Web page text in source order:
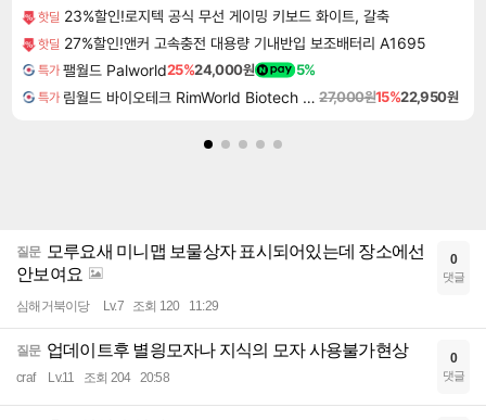
핫딜 23%할인!로지텍 공식 무선 게이밍 키보드 화이트, 갈축
핫딜 27%할인!앤커 고속충전 대용량 기내반입 보조배터리 A1695
특가 팰월드 Palworld25%24,000원 5%
특가 림월드 바이오테크 RimWorld Biotech DLC 27,000원15%22,950원
질문
모루요새 미니맵 보물상자 표시되어있는데 장소에선
안보여요
심해거북이당 Lv.7 조회 120 11:29
0
댓글
질문 업데이트후 별읭모자나 지식의 모자 사용불가현상
craf Lv.11 조회 204 20:58
0
댓글